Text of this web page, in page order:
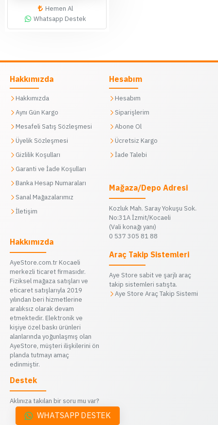
Hemen Al
Whatsapp Destek
Hakkımızda
Hakkımızda
Aynı Gün Kargo
Mesafeli Satış Sözleşmesi
Üyelik Sözleşmesi
Gizlilik Koşulları
Garanti ve İade Koşulları
Banka Hesap Numaraları
Sanal Mağazalarımız
İletişim
Hakkımızda
AyeStore.com.tr Kocaeli
merkezli ticaret firmasıdır.
Fiziksel mağaza satışları ve
eticaret satışlarıyla 2019
yılından beri hizmetlerine
aralıksız olarak devam
etmektedir. Elektronik ve
kişiye özel baskı ürünleri
alanlarında yoğunlaşmış olan
AyeStore, müşteri ilişkilerini ön
planda tutmayı amaç
edinmiştir.
Hesabım
Hesabım
Siparişlerim
Abone Ol
Ücretsiz Kargo
İade Talebi
Mağaza/Depo Adresi
Kozluk Mah. Saray Yokuşu Sok.
No:31A İzmit/Kocaeli
(Vali konağı yanı)
0 537 305 81 88
Araç Takip Sistemleri
Aye Store sabit ve şarjlı araç
takip sistemleri satışta.
Aye Store Araç Takip Sistemi
Destek
Aklınıza takılan bir soru mu var?
WHATSAPP DESTEK